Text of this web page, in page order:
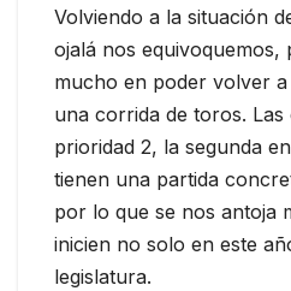
Volviendo a la situación
ojalá nos equivoquemos,
mucho en poder volver
una corrida de toros.
prioridad 2, la segunda
tienen una partida
por lo que se nos antoja
inicien no solo en este
legislatura.